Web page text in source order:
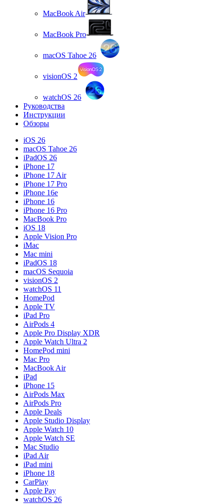
MacBook Air
MacBook Pro
macOS Tahoe 26
visionOS 2
watchOS 26
Руководства
Инструкции
Обзоры
iOS 26
macOS Tahoe 26
iPadOS 26
iPhone 17
iPhone 17 Air
iPhone 17 Pro
iPhone 16e
iPhone 16
iPhone 16 Pro
MacBook Pro
iOS 18
Apple Vision Pro
iMac
Mac mini
iPadOS 18
macOS Sequoia
visionOS 2
watchOS 11
HomePod
Apple TV
iPad Pro
AirPods 4
Apple Pro Display XDR
Apple Watch Ultra 2
HomePod mini
Mac Pro
MacBook Air
iPad
iPhone 15
AirPods Max
AirPods Pro
Apple Deals
Apple Studio Display
Apple Watch 10
Apple Watch SE
Mac Studio
iPad Air
iPad mini
iPhone 18
CarPlay
Apple Pay
watchOS 26